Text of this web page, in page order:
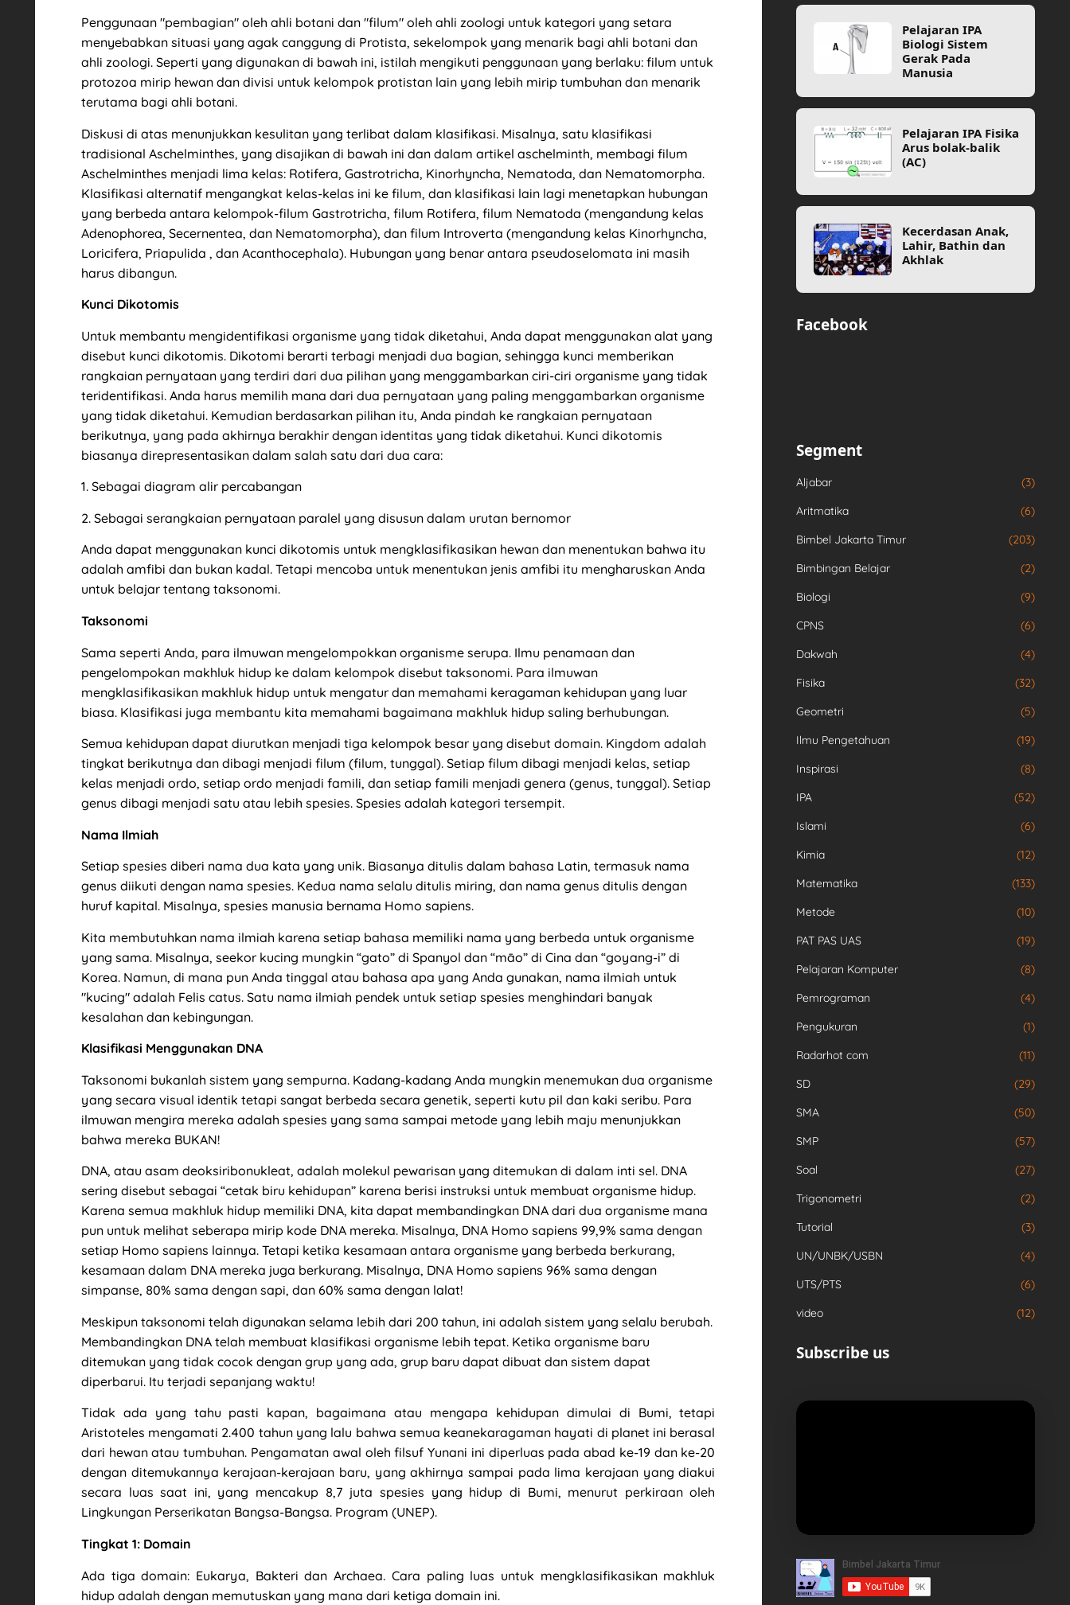
Penggunaan "pembagian" oleh ahli botani dan "filum" oleh ahli zoologi untuk kategori yang setara
menyebabkan situasi yang agak canggung di Protista, sekelompok yang menarik bagi ahli botani dan
ahli zoologi. Seperti yang digunakan di bawah ini, istilah mengikuti penggunaan yang berlaku: filum untuk
protozoa mirip hewan dan divisi untuk kelompok protistan lain yang lebih mirip tumbuhan dan menarik
terutama bagi ahli botani.
Diskusi di atas menunjukkan kesulitan yang terlibat dalam klasifikasi. Misalnya, satu klasifikasi
tradisional Aschelminthes, yang disajikan di bawah ini dan dalam artikel aschelminth, membagi filum
Aschelminthes menjadi lima kelas: Rotifera, Gastrotricha, Kinorhyncha, Nematoda, dan Nematomorpha.
Klasifikasi alternatif mengangkat kelas-kelas ini ke filum, dan klasifikasi lain lagi menetapkan hubungan
yang berbeda antara kelompok-filum Gastrotricha, filum Rotifera, filum Nematoda (mengandung kelas
Adenophorea, Secernentea, dan Nematomorpha), dan filum Introverta (mengandung kelas Kinorhyncha,
Loricifera, Priapulida , dan Acanthocephala). Hubungan yang benar antara pseudoselomata ini masih
harus dibangun.
Kunci Dikotomis
Untuk membantu mengidentifikasi organisme yang tidak diketahui, Anda dapat menggunakan alat yang
disebut kunci dikotomis. Dikotomi berarti terbagi menjadi dua bagian, sehingga kunci memberikan
rangkaian pernyataan yang terdiri dari dua pilihan yang menggambarkan ciri-ciri organisme yang tidak
teridentifikasi. Anda harus memilih mana dari dua pernyataan yang paling menggambarkan organisme
yang tidak diketahui. Kemudian berdasarkan pilihan itu, Anda pindah ke rangkaian pernyataan
berikutnya, yang pada akhirnya berakhir dengan identitas yang tidak diketahui. Kunci dikotomis
biasanya direpresentasikan dalam salah satu dari dua cara:
1. Sebagai diagram alir percabangan
2. Sebagai serangkaian pernyataan paralel yang disusun dalam urutan bernomor
Anda dapat menggunakan kunci dikotomis untuk mengklasifikasikan hewan dan menentukan bahwa itu
adalah amfibi dan bukan kadal. Tetapi mencoba untuk menentukan jenis amfibi itu mengharuskan Anda
untuk belajar tentang taksonomi.
Taksonomi
Sama seperti Anda, para ilmuwan mengelompokkan organisme serupa. Ilmu penamaan dan
pengelompokan makhluk hidup ke dalam kelompok disebut taksonomi. Para ilmuwan
mengklasifikasikan makhluk hidup untuk mengatur dan memahami keragaman kehidupan yang luar
biasa. Klasifikasi juga membantu kita memahami bagaimana makhluk hidup saling berhubungan.
Semua kehidupan dapat diurutkan menjadi tiga kelompok besar yang disebut domain. Kingdom adalah
tingkat berikutnya dan dibagi menjadi filum (filum, tunggal). Setiap filum dibagi menjadi kelas, setiap
kelas menjadi ordo, setiap ordo menjadi famili, dan setiap famili menjadi genera (genus, tunggal). Setiap
genus dibagi menjadi satu atau lebih spesies. Spesies adalah kategori tersempit.
Nama Ilmiah
Setiap spesies diberi nama dua kata yang unik. Biasanya ditulis dalam bahasa Latin, termasuk nama
genus diikuti dengan nama spesies. Kedua nama selalu ditulis miring, dan nama genus ditulis dengan
huruf kapital. Misalnya, spesies manusia bernama Homo sapiens.
Kita membutuhkan nama ilmiah karena setiap bahasa memiliki nama yang berbeda untuk organisme
yang sama. Misalnya, seekor kucing mungkin “gato” di Spanyol dan “māo” di Cina dan “goyang-i” di
Korea. Namun, di mana pun Anda tinggal atau bahasa apa yang Anda gunakan, nama ilmiah untuk
"kucing" adalah Felis catus. Satu nama ilmiah pendek untuk setiap spesies menghindari banyak
kesalahan dan kebingungan.
Klasifikasi Menggunakan DNA
Taksonomi bukanlah sistem yang sempurna. Kadang-kadang Anda mungkin menemukan dua organisme
yang secara visual identik tetapi sangat berbeda secara genetik, seperti kutu pil dan kaki seribu. Para
ilmuwan mengira mereka adalah spesies yang sama sampai metode yang lebih maju menunjukkan
bahwa mereka BUKAN!
DNA, atau asam deoksiribonukleat, adalah molekul pewarisan yang ditemukan di dalam inti sel. DNA
sering disebut sebagai “cetak biru kehidupan” karena berisi instruksi untuk membuat organisme hidup.
Karena semua makhluk hidup memiliki DNA, kita dapat membandingkan DNA dari dua organisme mana
pun untuk melihat seberapa mirip kode DNA mereka. Misalnya, DNA Homo sapiens 99,9% sama dengan
setiap Homo sapiens lainnya. Tetapi ketika kesamaan antara organisme yang berbeda berkurang,
kesamaan dalam DNA mereka juga berkurang. Misalnya, DNA Homo sapiens 96% sama dengan
simpanse, 80% sama dengan sapi, dan 60% sama dengan lalat!
Meskipun taksonomi telah digunakan selama lebih dari 200 tahun, ini adalah sistem yang selalu berubah.
Membandingkan DNA telah membuat klasifikasi organisme lebih tepat. Ketika organisme baru
ditemukan yang tidak cocok dengan grup yang ada, grup baru dapat dibuat dan sistem dapat
diperbarui. Itu terjadi sepanjang waktu!
Tidak ada yang tahu pasti kapan, bagaimana atau mengapa kehidupan dimulai di Bumi, tetapi
Aristoteles mengamati 2.400 tahun yang lalu bahwa semua keanekaragaman hayati di planet ini berasal
dari hewan atau tumbuhan. Pengamatan awal oleh filsuf Yunani ini diperluas pada abad ke-19 dan ke-20
dengan ditemukannya kerajaan-kerajaan baru, yang akhirnya sampai pada lima kerajaan yang diakui
secara luas saat ini, yang mencakup 8,7 juta spesies yang hidup di Bumi, menurut perkiraan oleh
Lingkungan Perserikatan Bangsa-Bangsa. Program (UNEP).
Tingkat 1: Domain
Ada tiga domain: Eukarya, Bakteri dan Archaea. Cara paling luas untuk mengklasifikasikan makhluk
hidup adalah dengan memutuskan yang mana dari ketiga domain ini.
Pelajaran IPA
Biologi Sistem
Gerak Pada
Manusia
Pelajaran IPA Fisika
Arus bolak-balik
(AC)
Kecerdasan Anak,
Lahir, Bathin dan
Akhlak
Facebook
Segment
Aljabar
(3)
Aritmatika
(6)
Bimbel Jakarta Timur
(203)
Bimbingan Belajar
(2)
Biologi
(9)
CPNS
(6)
Dakwah
(4)
Fisika
(32)
Geometri
(5)
Ilmu Pengetahuan
(19)
Inspirasi
(8)
IPA
(52)
Islami
(6)
Kimia
(12)
Matematika
(133)
Metode
(10)
PAT PAS UAS
(19)
Pelajaran Komputer
(8)
Pemrograman
(4)
Pengukuran
(1)
Radarhot com
(11)
SD
(29)
SMA
(50)
SMP
(57)
Soal
(27)
Trigonometri
(2)
Tutorial
(3)
UN/UNBK/USBN
(4)
UTS/PTS
(6)
video
(12)
Subscribe us